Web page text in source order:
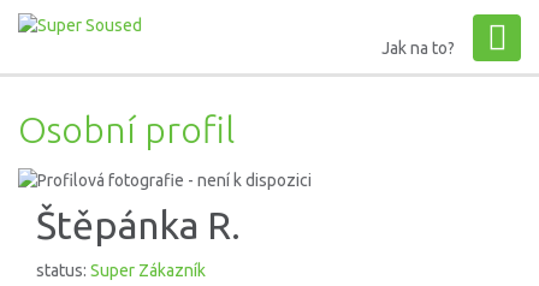
Jak na to?
Osobní profil
Štěpánka R.
status: Super Zákazník